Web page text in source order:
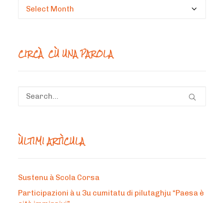
Circà
CIRCÀ CÙ UNA PAROLA
ÙLTIMI ARTÌCULA
Sustenu à Scola Corsa
Participazioni à u 3u cumitatu di pilutaghju “Paesa è